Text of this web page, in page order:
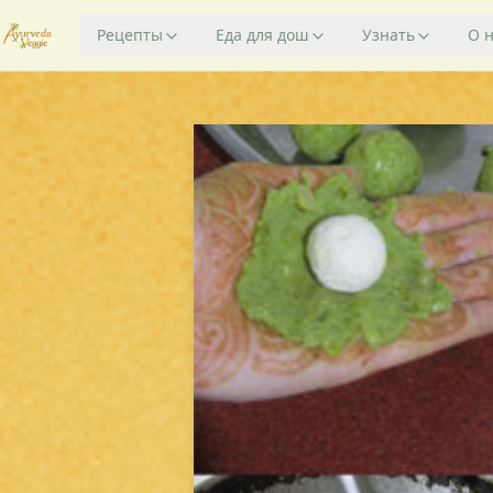
Рецепты Еда для дош Узнать О